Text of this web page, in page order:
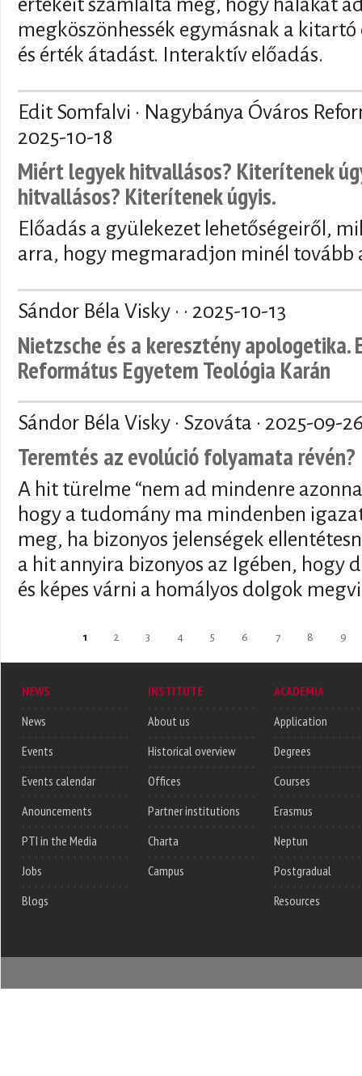
értékeit számlálta meg, hogy hálákat
megköszönhessék egymásnak a
és érték átadást. Interaktív előadás.
Edit Somfalvi · Nagybánya Óváros
2025-10-18
Miért legyek hitvallásos? Kiterítenek
hitvallásos? Kiterítenek úgyis.
Előadás a gyülekezet lehetőségeiről,
arra, hogy megmaradjon minél tovább
Sándor Béla Visky · · 2025-10-13
Nietzsche és a keresztény apologetika.
Református Egyetem Teológia Karán
Sándor Béla Visky · Szováta · 2025-09-
Teremtés az evolúció folyamata révén?
A hit türelme “nem ad mindenre
hogy a tudomány ma mindenben
meg, ha bizonyos jelenségek
a hit annyira bizonyos az Igében, hogy
és képes várni a homályos dolgok
1 2 3 4 5 6 7 8 9
NEWS
News
Events
Events calendar
Anouncements
PTI in the Media
Jobs
Blogs
INSTITUTE
About us
Historical overview
Offices
Partner institutions
Charta
Campus
ACADEMIA
Application
Degrees
Courses
Erasmus
Neptun
Postgradual
Resources